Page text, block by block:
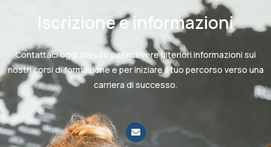
Iscrizione e informazioni
Contattaci oggi stesso per ricevere ulteriori informazioni sui
nostri corsi di formazione e per iniziare il tuo percorso verso una
carriera di successo.